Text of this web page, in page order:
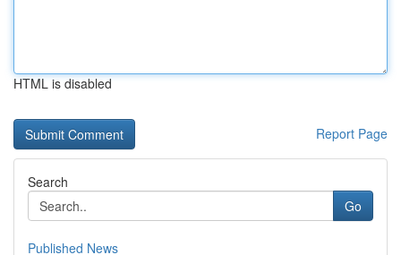
HTML is disabled
Report Page
Search
Go
Published News